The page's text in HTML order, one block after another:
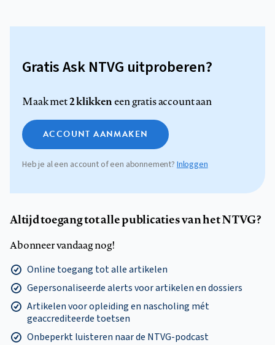
Gratis Ask NTVG uitproberen?
Maak met2 klikkeneen gratis account aan
ACCOUNT AANMAKEN
Heb je al een account of een abonnement?Inloggen
Altijd toegang tot alle publicaties van het NTVG?
Abonneer vandaag nog!
Online toegang tot alle artikelen
Gepersonaliseerde alerts voor artikelen en dossiers
Artikelen voor opleiding en nascholing mét
geaccrediteerde toetsen
Onbeperkt luisteren naar de NTVG-podcast